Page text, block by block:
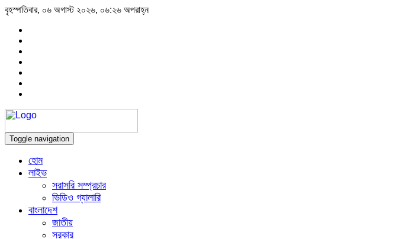
বৃহস্পতিবার, ০৬ অগাস্ট ২০২৬, ০৬:২৬ অপরাহ্ন
Toggle navigation
হোম
লাইভ
সরাসরি সম্প্রচার
ভিডিও গ্যালারি
বাংলাদেশ
জাতীয়
সরকার